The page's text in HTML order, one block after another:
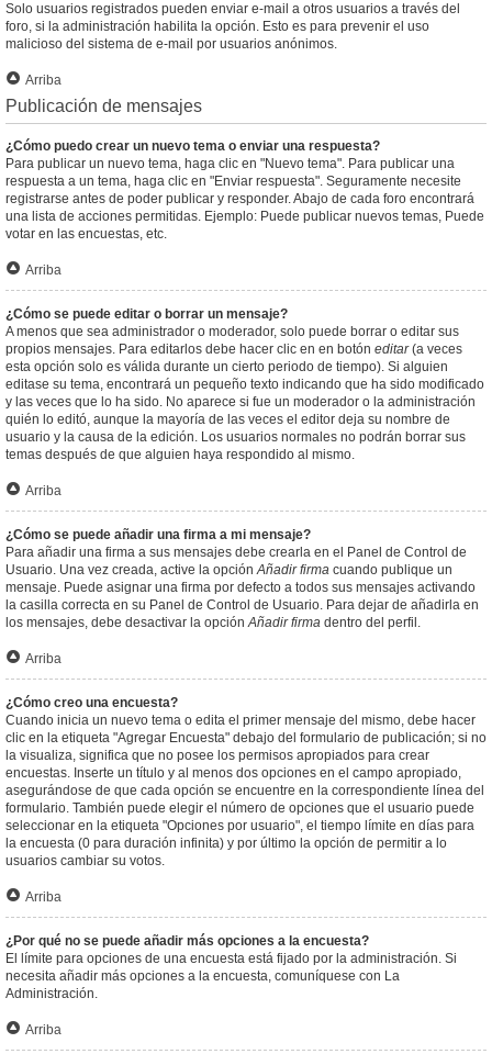
Solo usuarios registrados pueden enviar e-mail a otros usuarios a través del
foro, si la administración habilita la opción. Esto es para prevenir el uso
malicioso del sistema de e-mail por usuarios anónimos.
Arriba
Publicación de mensajes
¿Cómo puedo crear un nuevo tema o enviar una respuesta?
Para publicar un nuevo tema, haga clic en "Nuevo tema". Para publicar una
respuesta a un tema, haga clic en "Enviar respuesta". Seguramente necesite
registrarse antes de poder publicar y responder. Abajo de cada foro encontrará
una lista de acciones permitidas. Ejemplo: Puede publicar nuevos temas, Puede
votar en las encuestas, etc.
Arriba
¿Cómo se puede editar o borrar un mensaje?
A menos que sea administrador o moderador, solo puede borrar o editar sus
propios mensajes. Para editarlos debe hacer clic en en botón editar(a veces
esta opción solo es válida durante un cierto periodo de tiempo). Si alguien
editase su tema, encontrará un pequeño texto indicando que ha sido modificado
y las veces que lo ha sido. No aparece si fue un moderador o la administración
quién lo editó, aunque la mayoría de las veces el editor deja su nombre de
usuario y la causa de la edición. Los usuarios normales no podrán borrar sus
temas después de que alguien haya respondido al mismo.
Arriba
¿Cómo se puede añadir una firma a mi mensaje?
Para añadir una firma a sus mensajes debe crearla en el Panel de Control de
Usuario. Una vez creada, active la opciónAñadir firma cuando publique un
mensaje. Puede asignar una firma por defecto a todos sus mensajes activando
la casilla correcta en su Panel de Control de Usuario. Para dejar de añadirla en
los mensajes, debe desactivar la opciónAñadir firma dentro del perfil.
Arriba
¿Cómo creo una encuesta?
Cuando inicia un nuevo tema o edita el primer mensaje del mismo, debe hacer
clic en la etiqueta "Agregar Encuesta" debajo del formulario de publicación; si no
la visualiza, significa que no posee los permisos apropiados para crear
encuestas. Inserte un título y al menos dos opciones en el campo apropiado,
asegurándose de que cada opción se encuentre en la correspondiente línea del
formulario. También puede elegir el número de opciones que el usuario puede
seleccionar en la etiqueta "Opciones por usuario", el tiempo límite en días para
la encuesta (0 para duración infinita) y por último la opción de permitir a lo
usuarios cambiar su votos.
Arriba
¿Por qué no se puede añadir más opciones a la encuesta?
El límite para opciones de una encuesta está fijado por la administración. Si
necesita añadir más opciones a la encuesta, comuníquese con La
Administración.
Arriba